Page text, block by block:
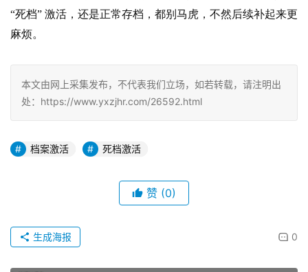
“死档” 激活，还是正常存档，都别马虎，不然后续补起来更
麻烦。
本文由网上采集发布，不代表我们立场，如若转载，请注明出
处：https://www.yxzjhr.com/26592.html
档案激活 死档激活
赞 (0)
0
生成海报